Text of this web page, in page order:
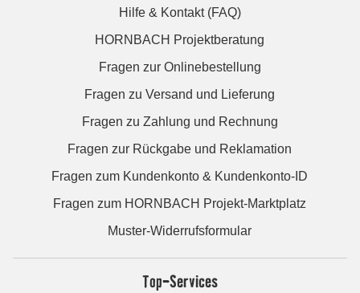
Hilfe & Kontakt (FAQ)
HORNBACH Projektberatung
Fragen zur Onlinebestellung
Fragen zu Versand und Lieferung
Fragen zu Zahlung und Rechnung
Fragen zur Rückgabe und Reklamation
Fragen zum Kundenkonto & Kundenkonto-ID
Fragen zum HORNBACH Projekt-Marktplatz
Muster-Widerrufsformular
Top-Services